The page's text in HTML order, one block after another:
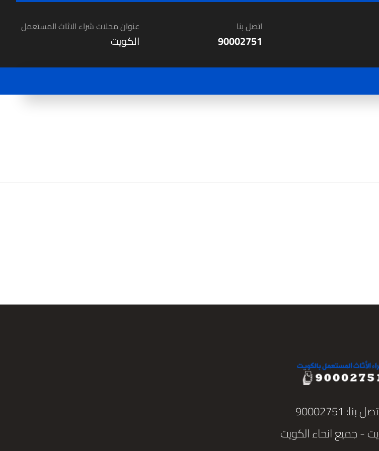
عنوان محلات شراء الاثاث المستعمل
الكويت
اتصل بنا
90002751
بنا: 90002751
- جميع انحاء الكويت